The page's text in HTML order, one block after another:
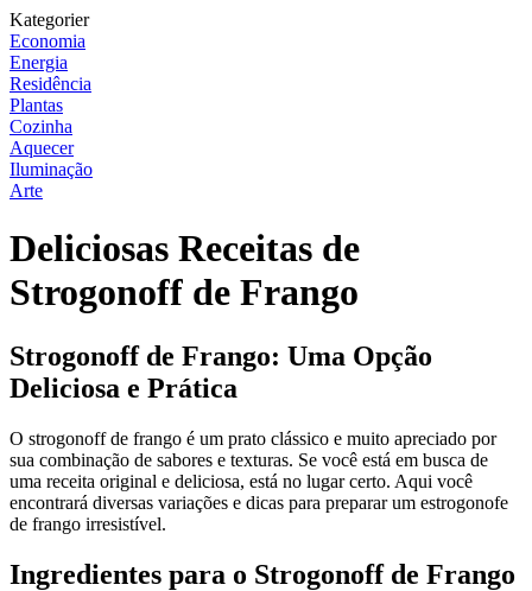
Kategorier
Economia
Energia
Residência
Plantas
Cozinha
Aquecer
Iluminação
Arte
Deliciosas Receitas de
Strogonoff de Frango
Strogonoff de Frango: Uma Opção
Deliciosa e Prática
O strogonoff de frango é um prato clássico e muito apreciado por
sua combinação de sabores e texturas. Se você está em busca de
uma receita original e deliciosa, está no lugar certo. Aqui você
encontrará diversas variações e dicas para preparar um estrogonofe
de frango irresistível.
Ingredientes para o Strogonoff de Frango